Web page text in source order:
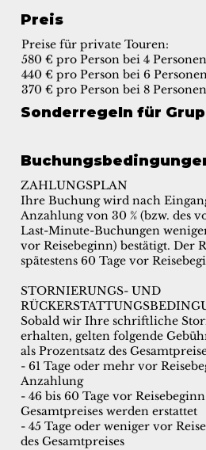
Preis
Preise für private Touren:
580 € pro Person bei 4 Personen
440 € pro Person bei 6
370 € pro Person bei 8 Personen
Sonderregeln für
ZAHLUNGSPLAN
Ihre Buchung wird nach
Anzahlung von 30 % (bzw. des
Last-Minute-Buchungen
vor Reisebeginn) bestätigt. Der
spätestens 60 Tage vor
STORNIERUNGS- UND
Sobald wir Ihre schriftliche
erhalten, gelten folgende
als Prozentsatz des
- 61 Tage oder mehr vor
Anzahlung
- 46 bis 60 Tage vor
Gesamtpreises werden erstattet
- 45 Tage oder weniger vor
des Gesamtpreises